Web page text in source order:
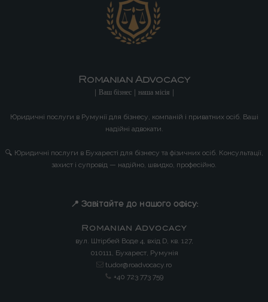
Romanian Advocacy
| Ваш бізнес | наша місія |
Юридичні послуги в Румунії для бізнесу, компаній і приватних осіб. Ваші
надійні адвокати.
🔍 Юридичні послуги в Бухаресті для бізнесу та фізичних осіб. Консультації,
захист і супровід — надійно, швидко, професійно.
📍 Завітайте до нашого офісу:
Romanian Advocacy
вул. Штірбей Воде 4, вхід D, кв. 127,
010111, Бухарест, Румунія
tudor@roadvocacy.ro
+40 723 773 759